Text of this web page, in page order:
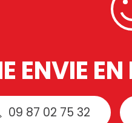
ENVIE
09 87 02 75 32